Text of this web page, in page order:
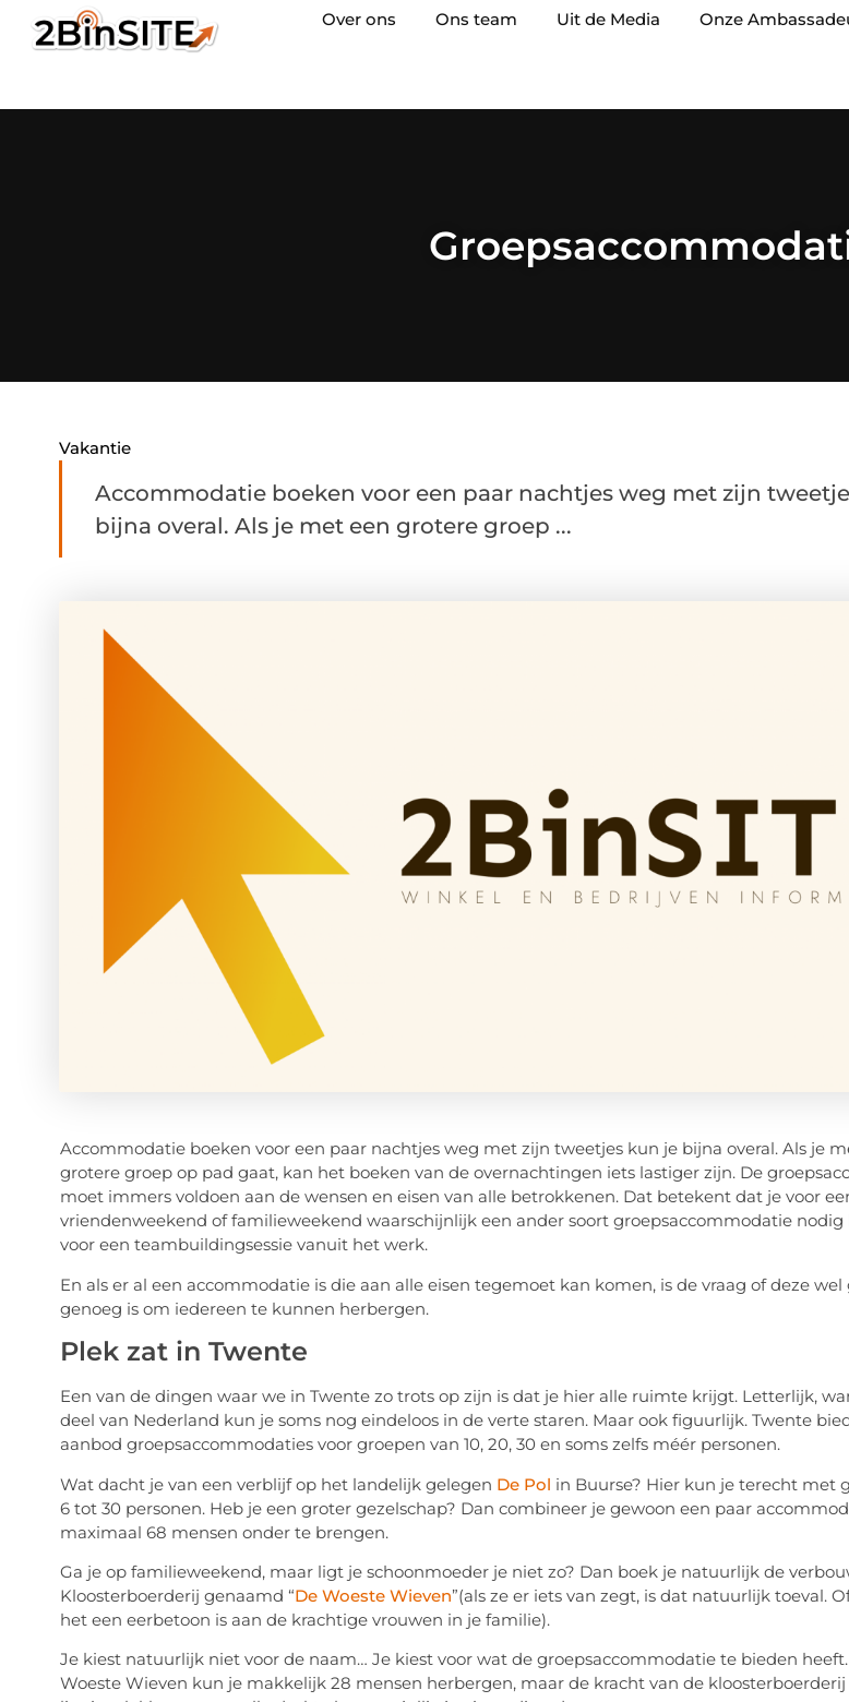
Over ons Ons team Uit de Media Onze
Vakantie
Accommodatie boeken voor een paar nachtjes weg met zijn
bijna overal. Als je met een grotere groep ...
Accommodatie boeken voor een paar nachtjes weg met zijn tweetjes kun je bijna overal. Als je
grotere groep op pad gaat, kan het boeken van de overnachtingen iets lastiger zijn. De
moet immers voldoen aan de wensen en eisen van alle betrokkenen. Dat betekent dat je voor
vriendenweekend of familieweekend waarschijnlijk een ander soort groepsaccommodatie nodig
voor een teambuildingsessie vanuit het werk.
En als er al een accommodatie is die aan alle eisen tegemoet kan komen, is de vraag of deze wel
genoeg is om iedereen te kunnen herbergen.
Plek zat in Twente
Een van de dingen waar we in Twente zo trots op zijn is dat je hier alle ruimte krijgt. Letterlijk,
deel van Nederland kun je soms nog eindeloos in de verte staren. Maar ook figuurlijk. Twente
aanbod groepsaccommodaties voor groepen van 10, 20, 30 en soms zelfs méér personen.
Wat dacht je van een verblijf op het landelijk gelegen De Pol in Buurse? Hier kun je terecht met
6 tot 30 personen. Heb je een groter gezelschap? Dan combineer je gewoon een paar
maximaal 68 mensen onder te brengen.
Ga je op familieweekend, maar ligt je schoonmoeder je niet zo? Dan boek je natuurlijk de
Kloosterboerderij genaamd “De Woeste Wieven”(als ze er iets van zegt, is dat natuurlijk toeval.
het een eerbetoon is aan de krachtige vrouwen in je familie).
Je kiest natuurlijk niet voor de naam… Je kiest voor wat de groepsaccommodatie te bieden
Woeste Wieven kun je makkelijk 28 mensen herbergen, maar de kracht van de kloosterboerderij